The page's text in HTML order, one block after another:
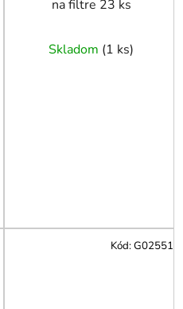
na filtre 23 ks
Skladom (1 ks)
Kód:G02551